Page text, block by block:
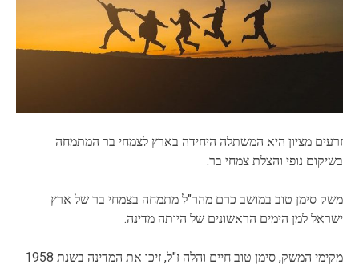
זרעים מציון היא המשתלה היחידה בארץ לצמחי בר המתמחה
בשיקום נופי והצלת צמחי בר.
משק סימן טוב במושב כרם מהר"ל מתמחה בצמחי בר של ארץ
ישראל למן הימים הראשונים של היותה מדינה.
מקימי המשק, סימן טוב חיים והלה ז"ל, זיכו את המדינה בשנת 1958